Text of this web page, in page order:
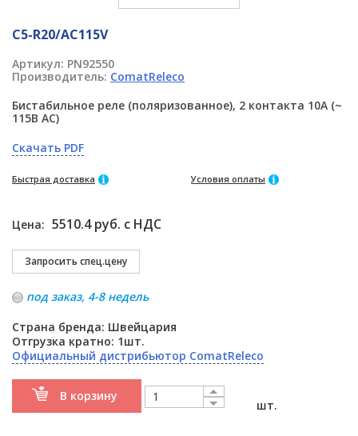
C5-R20/AC115V
Артикул: PN92550
Производитель: ComatReleco
Бистабильное реле (поляризованное), 2 контакта 10A (~
115В AC)
Скачать PDF
Быстрая доставка Условия оплаты
Цена: 5510.4 руб. с НДС
под заказ, 4-8 недель
Страна бренда: Швейцария
Отгрузка кратно: 1шт.
Официальный дистрибьютор ComatReleco
В корзину
шт.